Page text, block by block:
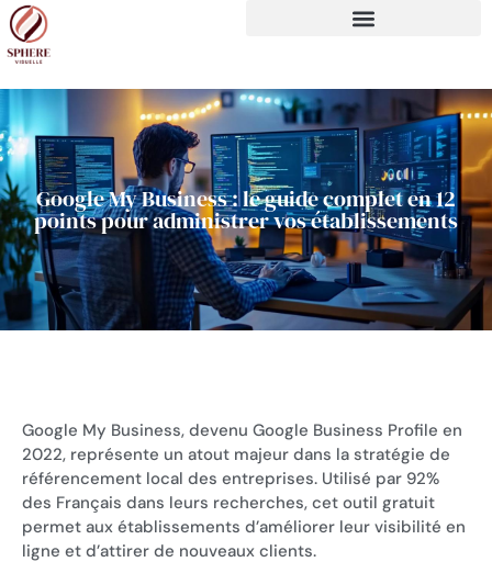
Google My Business : le guide complet en 12
points pour administrer vos établissements
Google My Business, devenu Google Business Profile en
2022, représente un atout majeur dans la stratégie de
référencement local des entreprises. Utilisé par 92%
des Français dans leurs recherches, cet outil gratuit
permet aux établissements d’améliorer leur visibilité en
ligne et d’attirer de nouveaux clients.